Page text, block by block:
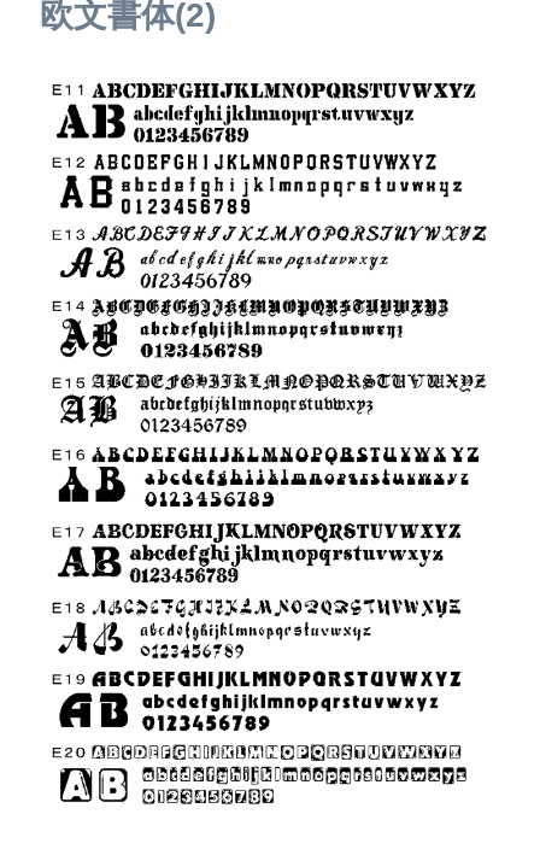
欧文書体(2)